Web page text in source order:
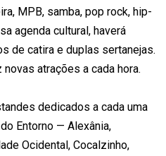
MPB, samba, pop rock, hip-
agenda cultural, haverá
de catira e duplas sertanejas.
atrações a cada hora.
dedicados a cada uma
Entorno — Alexânia,
Ocidental, Cocalzinho,